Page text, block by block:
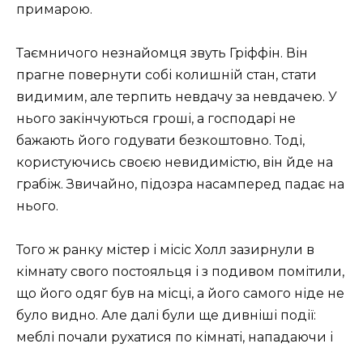
примарою.
Таємничого незнайомця звуть Гріффін. Він
прагне повернути собі колишній стан, стати
видимим, але терпить невдачу за невдачею. У
нього закінчуються гроші, а господарі не
бажають його годувати безкоштовно. Тоді,
користуючись своєю невидимістю, він йде на
грабіж. Звичайно, підозра насамперед падає на
нього.
Того ж ранку містер і місіс Холл зазирнули в
кімнату свого постояльця і ​​з подивом помітили,
що його одяг був на місці, а його самого ніде не
було видно. Але далі були ще дивніші події:
меблі почали рухатися по кімнаті, нападаючи і